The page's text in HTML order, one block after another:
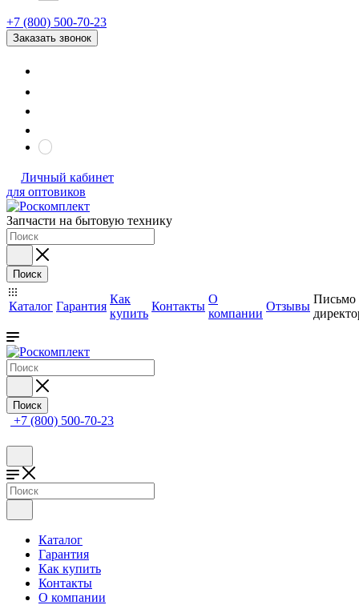
+7 (800) 500-70-23
Заказать звонок
Личный кабинет
для оптовиков
Запчасти на бытовую технику
Поиск
Каталог Гарантия
Как
купить
Контакты
О
компании
Отзывы
Письмо
Поиск
+7 (800) 500-70-23
Каталог
Гарантия
Как купить
Контакты
О компании